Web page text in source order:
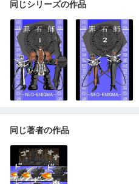
同じシリーズの作品
同じ著者の作品